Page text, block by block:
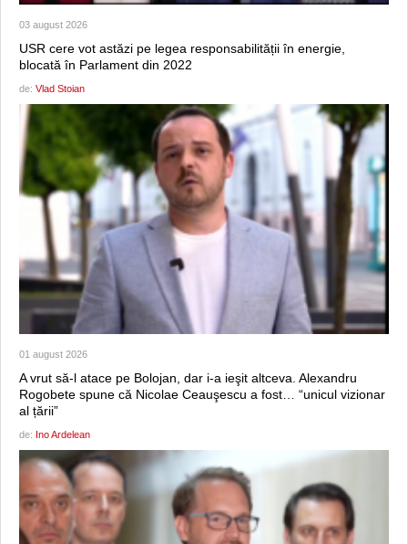
03 august 2026
USR cere vot astăzi pe legea responsabilității în energie,
blocată în Parlament din 2022
de: Vlad Stoian
01 august 2026
A vrut să-l atace pe Bolojan, dar i-a ieşit altceva. Alexandru
Rogobete spune că Nicolae Ceauşescu a fost… “unicul vizionar
al țării”
de: Ino Ardelean